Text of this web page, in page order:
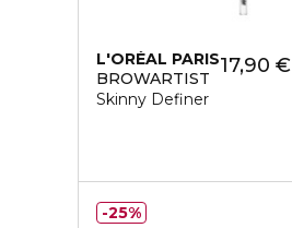
L'ORÉAL PARIS
BROWARTIST
Skinny Definer
17,90 €
25%